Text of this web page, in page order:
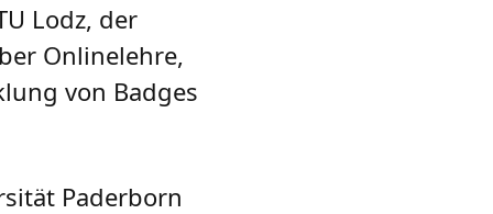
Lodz, der
Onlinelehre,
von Badges
Paderborn